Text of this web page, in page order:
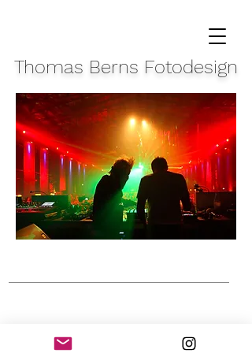
Thomas Berns Fotodesign